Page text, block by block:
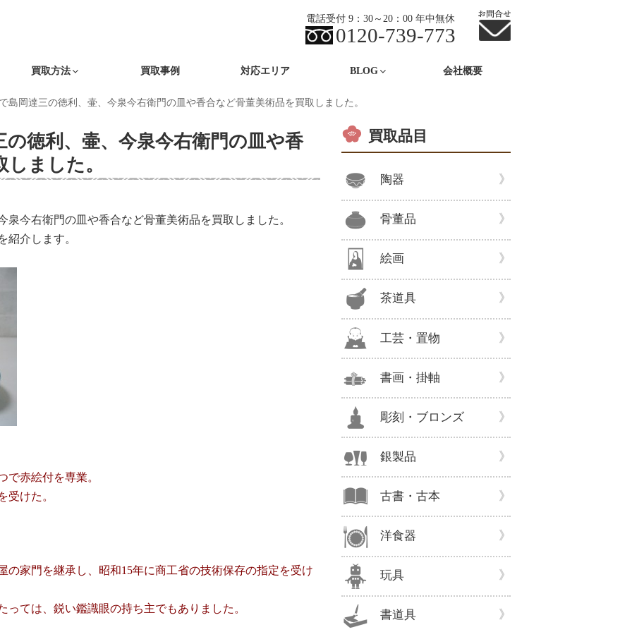
電話受付 9：30～20：00 年中無休
0120-739-773
買取方法 買取事例 対応エリア BLOG 会社概要
島岡達三の徳利、壷、今泉今右衛門の皿や香合など骨董美術品を買取しました。
徳利、壷、今泉今右衛門の皿や香
ました。
今右衛門の皿や香合など骨董美術品を買取しました。
紹介します。
で赤絵付を専業。
受けた。
の家門を継承し、昭和15年に商工省の技術保存の指定を受け
ては、鋭い鑑識眼の持ち主でもありました。
買取品目
陶器
骨董品
絵画
茶道具
工芸・置物
書画・掛軸
彫刻・ブロンズ
銀製品
古書・古本
洋食器
玩具
書道具